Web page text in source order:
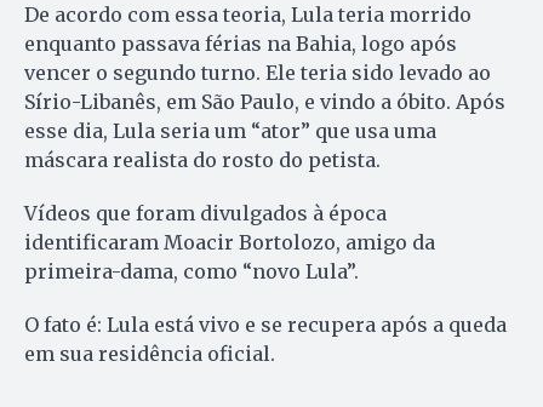
De acordo com essa teoria, Lula teria morrido
enquanto passava férias na Bahia, logo após
vencer o segundo turno. Ele teria sido levado ao
Sírio-Libanês, em São Paulo, e vindo a óbito. Após
esse dia, Lula seria um “ator” que usa uma
máscara realista do rosto do petista.
Vídeos que foram divulgados à época
identificaram Moacir Bortolozo, amigo da
primeira-dama, como “novo Lula”.
O fato é: Lula está vivo e se recupera após a queda
em sua residência oficial.